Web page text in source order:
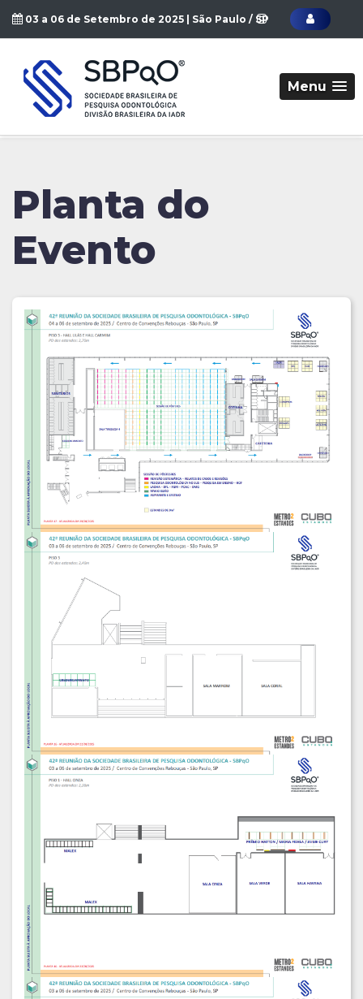
03 a 06 de Setembro de 2025 | São Paulo / SP
Menu
Planta do
Evento